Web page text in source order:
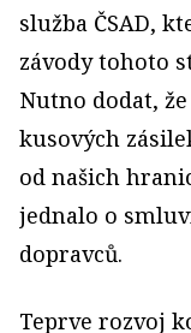
služba ČSAD,
závody tohoto
Nutno dodat,
kusových
od našich
jednalo o
dopravců.
Teprve rozvoj